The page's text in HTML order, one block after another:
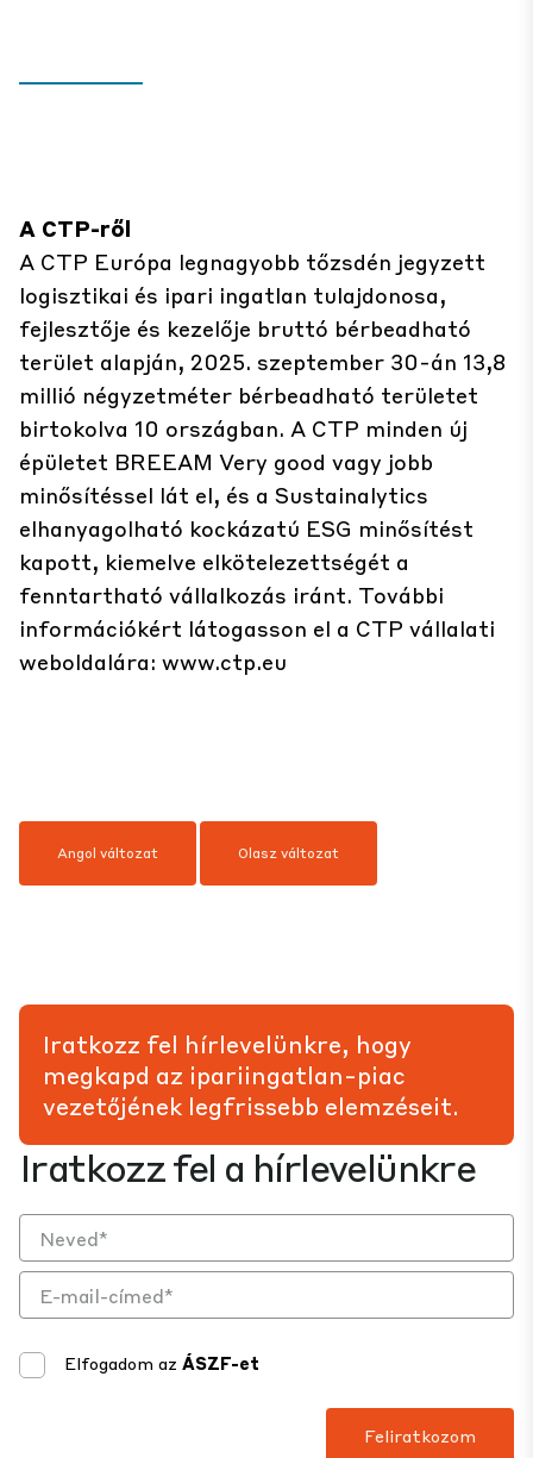
A CTP-ről
A CTP Európa legnagyobb tőzsdén jegyzett
logisztikai és ipari ingatlan tulajdonosa,
fejlesztője és kezelője bruttó bérbeadható
terület alapján, 2025. szeptember 30-án 13,8
millió négyzetméter bérbeadható területet
birtokolva 10 országban. A CTP minden új
épületet BREEAM Very good vagy jobb
minősítéssel lát el, és a Sustainalytics
elhanyagolható kockázatú ESG minősítést
kapott, kiemelve elkötelezettségét a
fenntartható vállalkozás iránt. További
információkért látogasson el a CTP vállalati
weboldalára: www.ctp.eu
Angol változat Olasz változat
Iratkozz fel a hírlevelünkre
Elfogadom az ÁSZF-et
Iratkozz fel hírlevelünkre, hogy
megkapd az ipariingatlan-piac
vezetőjének legfrissebb elemzéseit.